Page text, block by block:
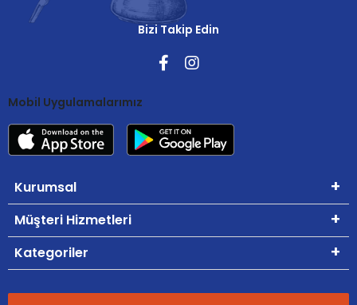
Bizi Takip Edin
Mobil Uygulamalarımız
Kurumsal
Müşteri Hizmetleri
Kategoriler